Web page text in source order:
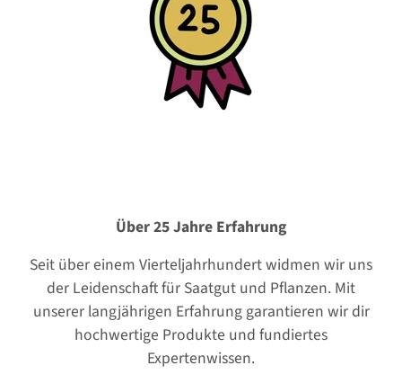
Über 25 Jahre Erfahrung
Seit über einem Vierteljahrhundert widmen wir uns
der Leidenschaft für Saatgut und Pflanzen. Mit
unserer langjährigen Erfahrung garantieren wir dir
hochwertige Produkte und fundiertes
Expertenwissen.